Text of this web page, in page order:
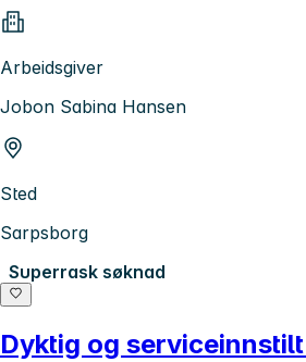
Arbeidsgiver
Jobon Sabina Hansen
Sted
Sarpsborg
Superrask søknad
Dyktig og